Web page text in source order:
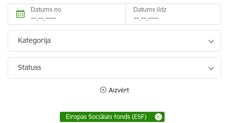
Datums no Datums līdz
Kategorija
Statuss
Aizvērt
Eiropas Sociālais fonds (ESF)